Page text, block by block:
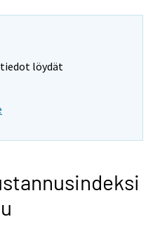
tiedot löydät